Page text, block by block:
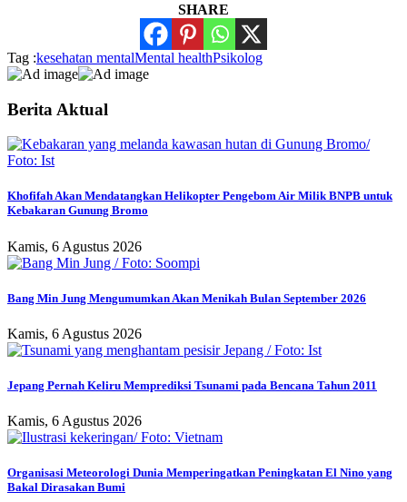
SHARE
Tag :kesehatan mentalMental healthPsikolog
Berita Aktual
Khofifah Akan Mendatangkan Helikopter Pengebom Air Milik BNPB untuk
Kebakaran Gunung Bromo
Kamis, 6 Agustus 2026
Bang Min Jung Mengumumkan Akan Menikah Bulan September 2026
Kamis, 6 Agustus 2026
Jepang Pernah Keliru Memprediksi Tsunami pada Bencana Tahun 2011
Kamis, 6 Agustus 2026
Organisasi Meteorologi Dunia Memperingatkan Peningkatan El Nino yang
Bakal Dirasakan Bumi